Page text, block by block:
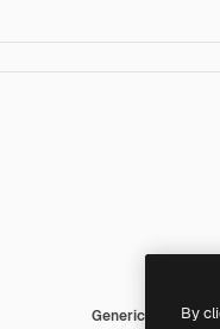
Generic gradient
By